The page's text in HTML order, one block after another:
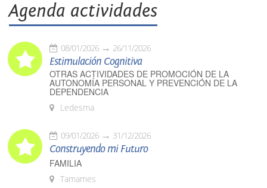
Agenda actividades
08/01/2026 26/11/2026
Estimulación Cognitiva
OTRAS ACTIVIDADES DE PROMOCIÓN DE LA
AUTONOMÍA PERSONAL Y PREVENCIÓN DE LA
DEPENDENCIA
Ledesma
09/01/2026 31/12/2026
Construyendo mi Futuro
FAMILIA
Tamames